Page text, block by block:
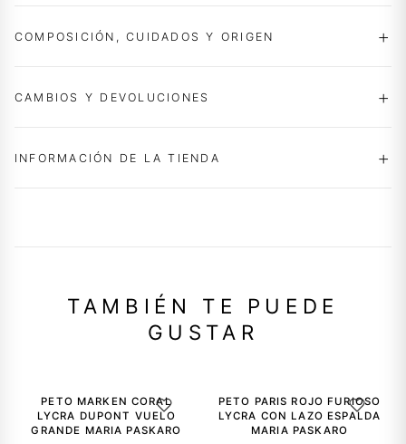
COMPOSICIÓN, CUIDADOS Y ORIGEN
CAMBIOS Y DEVOLUCIONES
INFORMACIÓN DE LA TIENDA
TAMBIÉN TE PUEDE
GUSTAR
AGREGAR A LA LISTA DE DESEOS
PETO MARKEN CORAL
LYCRA DUPONT VUELO
GRANDE MARIA PASKARO
AGREGAR
PETO PARIS ROJO FURIOSO
LYCRA CON LAZO ESPALDA
MARIA PASKARO